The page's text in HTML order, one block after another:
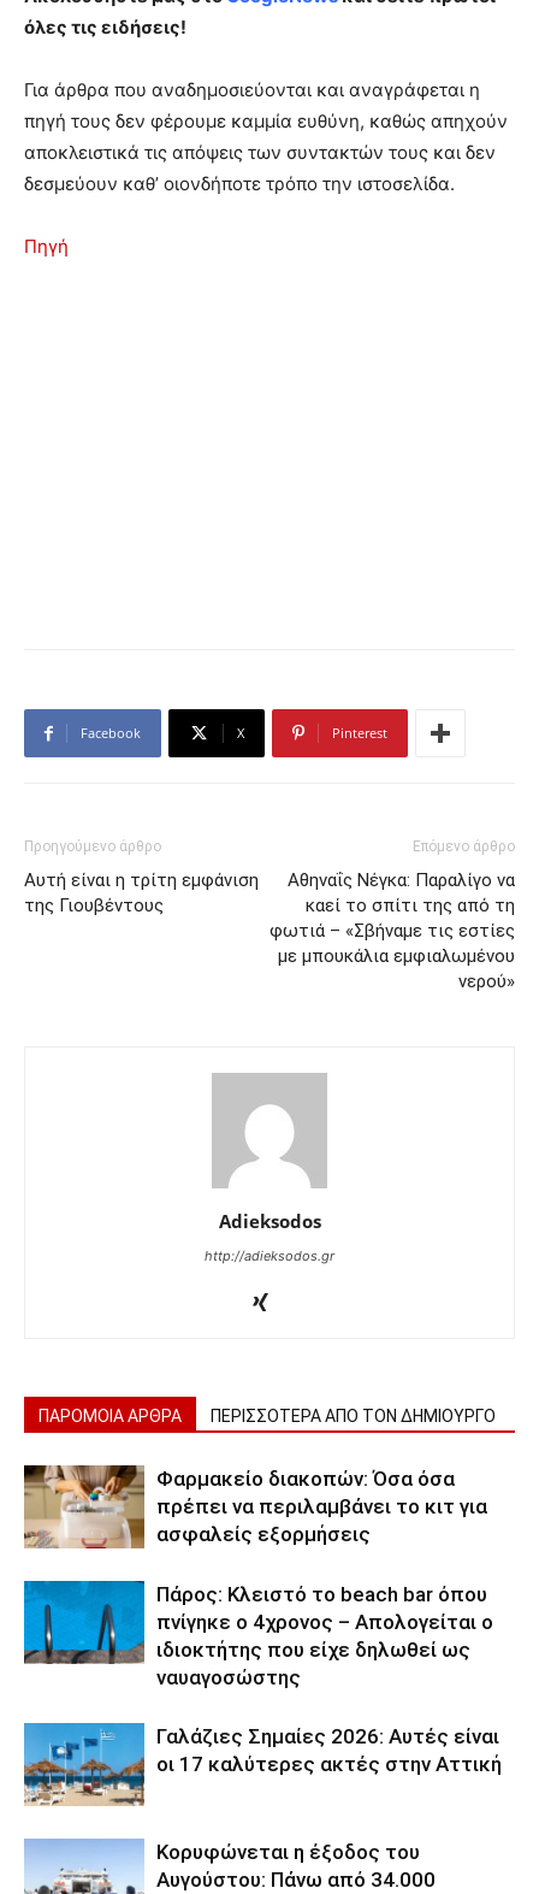
όλες τις ειδήσεις!
Για άρθρα που αναδημοσιεύονται και αναγράφεται η
πηγή τους δεν φέρουμε καμμία ευθύνη, καθώς απηχούν
αποκλειστικά τις απόψεις των συντακτών τους και δεν
δεσμεύουν καθ’ οιονδήποτε τρόπο την ιστοσελίδα.
Πηγή
Facebook X Pinterest
Προηγούμενο άρθρο
Αυτή είναι η τρίτη εμφάνιση
της Γιουβέντους
Επόμενο άρθρο
Αθηναΐς Νέγκα: Παραλίγο να
καεί το σπίτι της από τη
φωτιά – «Σβήναμε τις εστίες
με μπουκάλια εμφιαλωμένου
νερού»
Adieksodos
http://adieksodos.gr
ΠΑΡΟΜΟΙΑ ΑΡΘΡΑ ΠΕΡΙΣΣΟΤΕΡΑ ΑΠΟ ΤΟΝ ΔΗΜΙΟΥΡΓΟ
Φαρμακείο διακοπών: Όσα όσα
πρέπει να περιλαμβάνει το κιτ για
ασφαλείς εξορμήσεις
Πάρος: Κλειστό το beach bar όπου
πνίγηκε ο 4χρονος – Απολογείται ο
ιδιοκτήτης που είχε δηλωθεί ως
ναυαγοσώστης
Γαλάζιες Σημαίες 2026: Αυτές είναι
οι 17 καλύτερες ακτές στην Αττική
Κορυφώνεται η έξοδος του
Αυγούστου: Πάνω από 34.000